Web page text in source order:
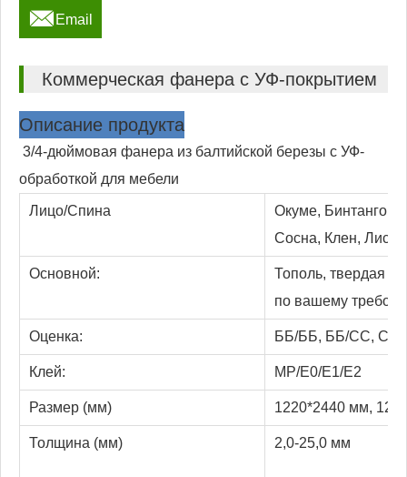
 Email
Коммерческая фанера с УФ-покрытием
Описание продукта
3/4-дюймовая фанера из балтийской березы с УФ-
обработкой для мебели
Лицо/Спина
Окуме, Бинтангор,
Сосна, Клен,
Основной:
Тополь, твердая
по вашему
Оценка: ББ/ББ, ББ/СС, СС/
Клей: МР/Е0/Е1/Е2
Размер (мм) 1220*2440 мм,
Толщина (мм) 2,0-25,0 мм